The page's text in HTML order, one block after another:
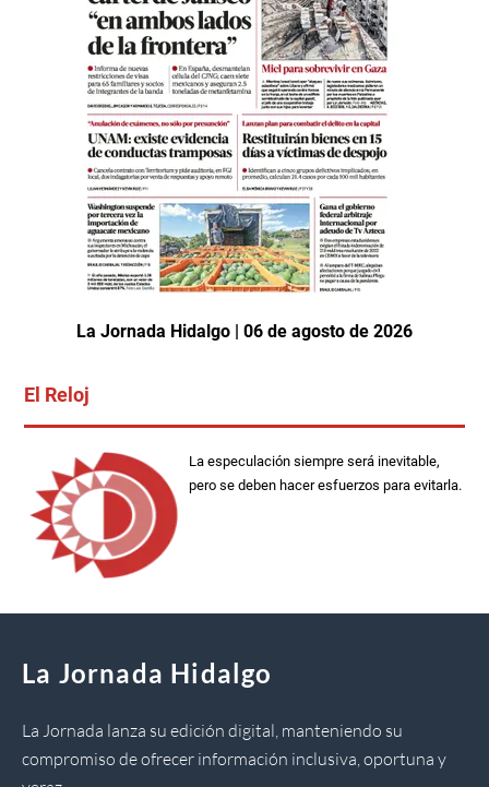
La Jornada Hidalgo | 06 de agosto de 2026
El Reloj
La especulación siempre será inevitable,
pero se deben hacer esfuerzos para evitarla.
La Jornada Hidalgo
La Jornada lanza su edición digital, manteniendo su
compromiso de ofrecer información inclusiva, oportuna y